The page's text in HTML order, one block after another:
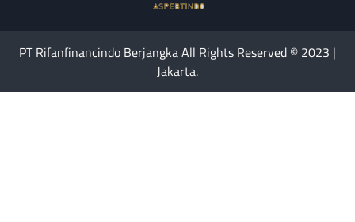
PT Rifanfinancindo Berjangka All Rights Reserved © 2023 |
Jakarta.